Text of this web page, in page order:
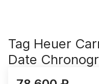
Tag Heuer
Date